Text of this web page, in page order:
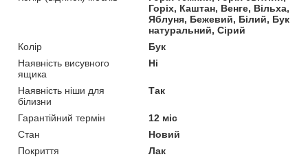
Горіх, Каштан, Венге, Вільха,
Яблуня, Бежевий, Білий, Бук
натуральний, Сірий
Колір
Бук
Наявність висувного
ящика
Ні
Наявність ніши для
білизни
Так
Гарантійний термін
12 міс
Стан
Новий
Покриття
Лак